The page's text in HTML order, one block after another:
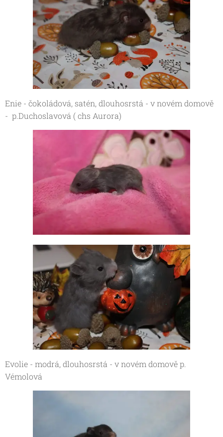
Enie - čokoládová, satén, dlouhosrstá - v novém domově
- p.Duchoslavová ( chs Aurora)
Evolie - modrá, dlouhosrstá - v novém domově p.
Vémolová